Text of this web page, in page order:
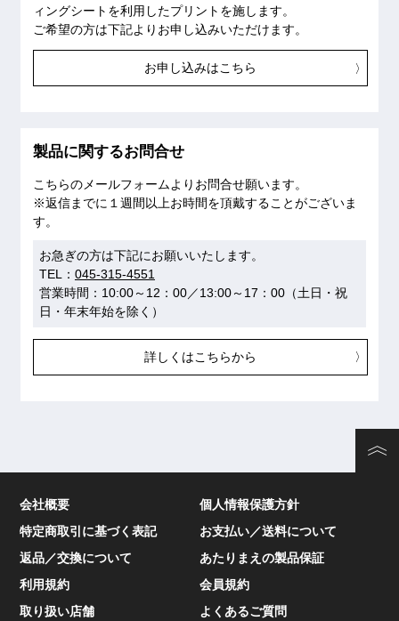
ィングシートを利用したプリントを施します。
ご希望の方は下記よりお申し込みいただけます。
お申し込みはこちら
製品に関するお問合せ
こちらのメールフォームよりお問合せ願います。
※返信までに１週間以上お時間を頂戴することがございま
す。
お急ぎの方は下記にお願いいたします。
TEL： 045-315-4551
営業時間：10:00～12：00／13:00～17：00（土日・祝
日・年末年始を除く）
詳しくはこちらから
会社概要
個人情報保護方針
特定商取引に基づく表記
お支払い／送料について
返品／交換について
あたりまえの製品保証
利用規約
会員規約
取り扱い店舗
よくあるご質問